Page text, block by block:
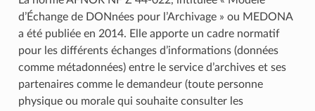
d’Échange de DONnées pour l’Archivage » ou MEDONA
a été publiée en 2014. Elle apporte un cadre normatif
pour les différents échanges d’informations (données
comme métadonnées) entre le service d’archives et ses
partenaires comme le demandeur (toute personne
physique ou morale qui souhaite consulter les